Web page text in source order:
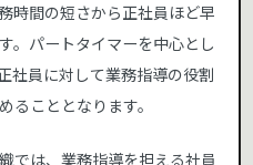
時間の短さから正社員ほど早
。パートタイマーを中心とし
社員に対して業務指導の役割
ることとなります。
では、業務指導を担える社員